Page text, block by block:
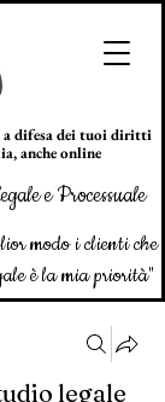
a difesa dei tuoi diritti
anche online
e Processuale
modo i clienti che
è la mia priorità"
legale